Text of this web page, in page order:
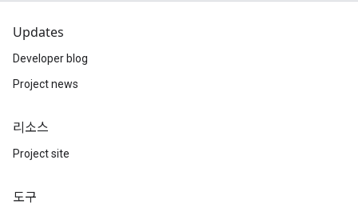
Updates
Developer blog
Project news
리소스
Project site
도구